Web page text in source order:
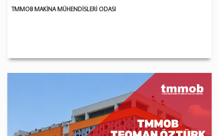
TMMOB MAKİNA MÜHENDİSLERİ ODASI